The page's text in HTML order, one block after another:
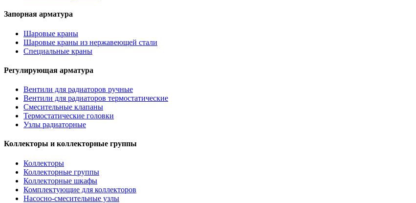
Запорная арматура
Шаровые краны
Шаровые краны из нержавеющей стали
Специальные краны
Регулирующая арматура
Вентили для радиаторов ручные
Вентили для радиаторов термостатические
Смесительные клапаны
Термостатические головки
Узлы радиаторные
Коллекторы и коллекторные группы
Коллекторы
Коллекторные группы
Коллекторные шкафы
Комплектующие для коллекторов
Насосно-смесительные узлы